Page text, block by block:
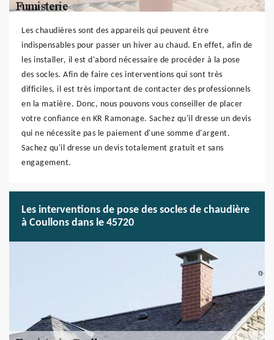
Les chaudières sont des appareils qui peuvent être
indispensables pour passer un hiver au chaud. En effet, afin de
les installer, il est d'abord nécessaire de procéder à la pose
des socles. Afin de faire ces interventions qui sont très
difficiles, il est très important de contacter des professionnels
en la matière. Donc, nous pouvons vous conseiller de placer
votre confiance en KR Ramonage. Sachez qu'il dresse un devis
qui ne nécessite pas le paiement d'une somme d'argent.
Sachez qu'il dresse un devis totalement gratuit et sans
engagement.
Les interventions de pose des socles de chaudière
à Coullons dans le 45720